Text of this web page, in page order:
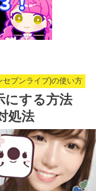
セブンライブ)の使い方
にする方法
処法